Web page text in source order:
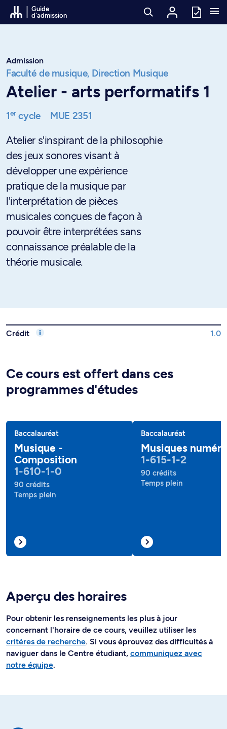
Passer au contenu
Guide
d'admission
Admission
Faculté de musique, Direction Musique
Atelier - arts performatifs 1
1ercycle MUE 2351
Atelier s'inspirant de la philosophie
des jeux sonores visant à
développer une expérience
pratique de la musique par
l'interprétation de pièces
musicales conçues de façon à
pouvoir être interprétées sans
connaissance préalable de la
théorie musicale.
Crédit 1.0
Ce cours est offert dans ces
programmes d'études
Baccalauréat
Musique -
Composition
1-610-1-0
90 crédits
Temps plein
Baccalauréat
Musiques
1-615-1-2
90 crédits
Temps plein
Aperçu des horaires
Pour obtenir les renseignements les plus à jour
concernant l'horaire de ce cours, veuillez utiliser les
critères de recherche. Si vous éprouvez des difficultés à
naviguer dans le Centre étudiant, communiquez avec
notre équipe.